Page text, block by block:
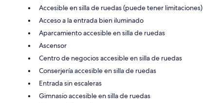
Accesible en silla de ruedas (puede tener limitaciones)
Acceso a la entrada bien iluminado
Aparcamiento accesible en silla de ruedas
Ascensor
Centro de negocios accesible en silla de ruedas
Conserjería accesible en silla de ruedas
Entrada sin escaleras
Gimnasio accesible en silla de ruedas